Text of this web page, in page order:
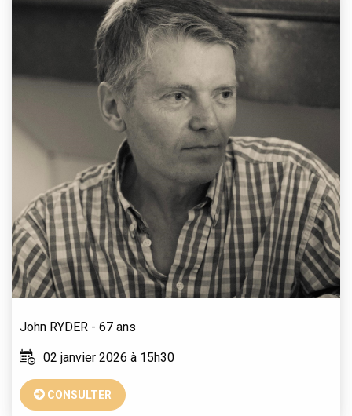
John RYDER - 67 ans
02 janvier 2026 à 15h30
CONSULTER